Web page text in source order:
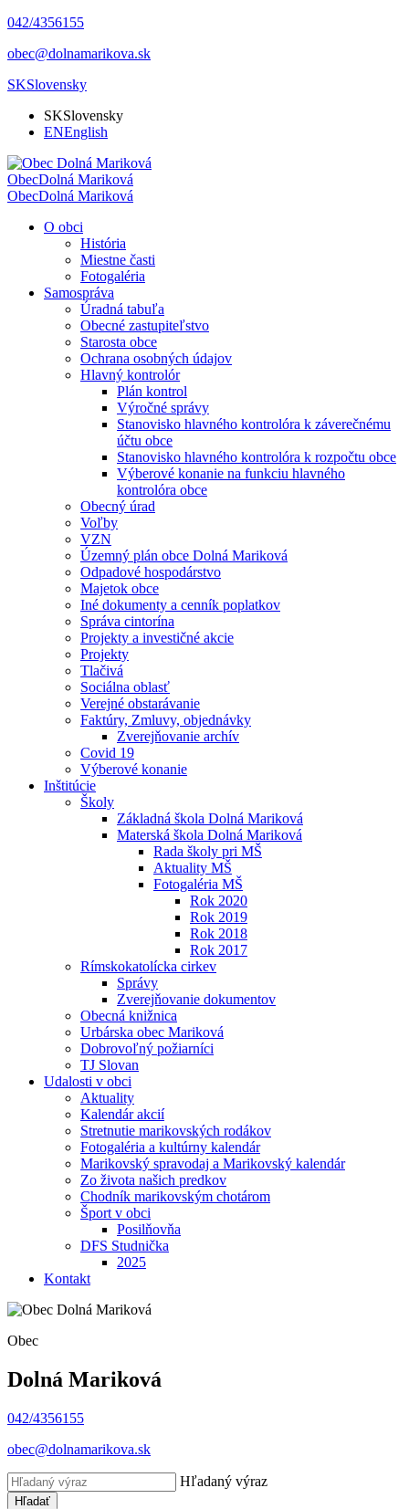
042/4356155
obec@dolnamarikova.sk
SKSlovensky
SKSlovensky
ENEnglish
ObecDolná Mariková
ObecDolná Mariková
O obci
História
Miestne časti
Fotogaléria
Samospráva
Úradná tabuľa
Obecné zastupiteľstvo
Starosta obce
Ochrana osobných údajov
Hlavný kontrolór
Plán kontrol
Výročné správy
Stanovisko hlavného kontrolóra k záverečnému
účtu obce
Stanovisko hlavného kontrolóra k rozpočtu obce
Výberové konanie na funkciu hlavného
kontrolóra obce
Obecný úrad
Voľby
VZN
Územný plán obce Dolná Mariková
Odpadové hospodárstvo
Majetok obce
Iné dokumenty a cenník poplatkov
Správa cintorína
Projekty a investičné akcie
Projekty
Tlačivá
Sociálna oblasť
Verejné obstarávanie
Faktúry, Zmluvy, objednávky
Zverejňovanie archív
Covid 19
Výberové konanie
Inštitúcie
Školy
Základná škola Dolná Mariková
Materská škola Dolná Mariková
Rada školy pri MŠ
Aktuality MŠ
Fotogaléria MŠ
Rok 2020
Rok 2019
Rok 2018
Rok 2017
Rímskokatolícka cirkev
Správy
Zverejňovanie dokumentov
Obecná knižnica
Urbárska obec Mariková
Dobrovoľný požiarníci
TJ Slovan
Udalosti v obci
Aktuality
Kalendár akcií
Stretnutie marikovských rodákov
Fotogaléria a kultúrny kalendár
Marikovský spravodaj a Marikovský kalendár
Zo života našich predkov
Chodník marikovským chotárom
Šport v obci
Posilňovňa
DFS Studnička
2025
Kontakt
Obec
Dolná Mariková
042/4356155
obec@dolnamarikova.sk
Hľadaný výraz
Hľadať